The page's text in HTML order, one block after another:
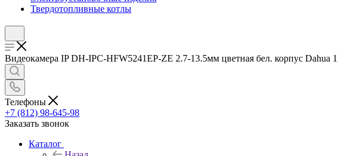
Твердотопливные котлы
Видеокамера IP DH-IPC-HFW5241EP-ZE 2.7-13.5мм цветная бел. корпус Dahua
Телефоны
+7 (812) 98-645-98
Заказать звонок
Каталог